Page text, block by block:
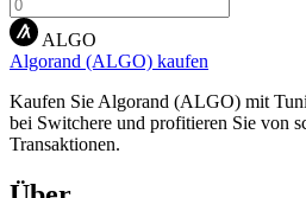
ALGO
Algorand (ALGO) kaufen
Kaufen Sie Algorand (ALGO) mit
bei Switchere und profitieren Sie von
Transaktionen.